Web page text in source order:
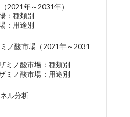
2021年～2031年）
：種類別
：用途別
ノ酸市場（2021年～2031
ミノ酸市場：種類別
ミノ酸市場：用途別
ル分析